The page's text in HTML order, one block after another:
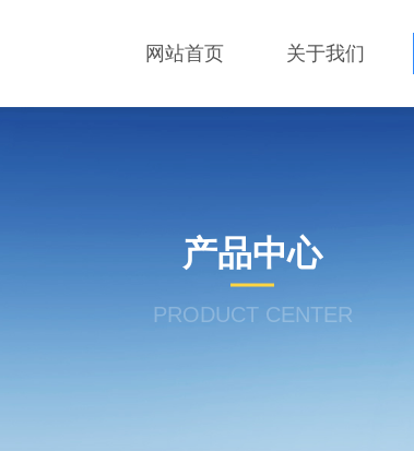
网站首页 关于我们
产品中心
PRODUCT CENTER